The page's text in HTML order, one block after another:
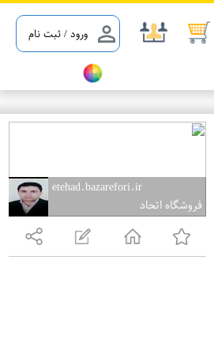
ورود / ثبت نام
etehad.bazarefori.ir
فروشگاه اتحاد